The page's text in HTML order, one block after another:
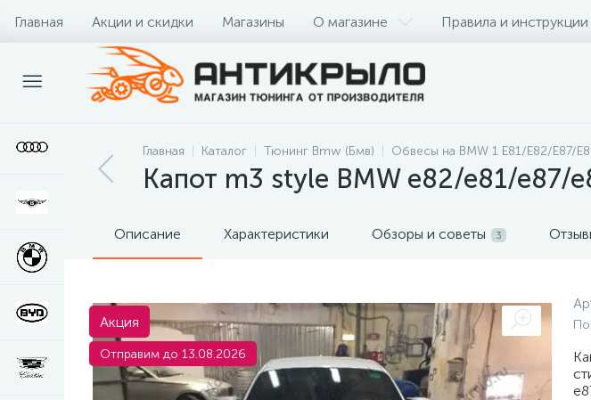
Главная Акции и скидки Магазины О магазине Правила и инструкции
Главная Каталог Тюнинг Bmw (Бмв) Обвесы на BMW 1 E81/E82/E87/
Капот m3 style BMW e82/e81/e87/
Описание Характеристики Обзоры и советы 3
Акция
Отправим до 13.08.2026